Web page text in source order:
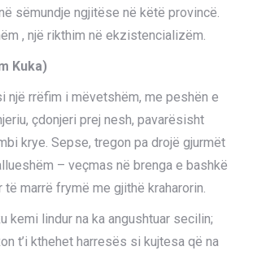
sëmundje ngjitëse në këtë provincë.
, një rikthim në ekzistencializëm.
Kuka)
një rrëfim i mëvetshëm, me peshën e
çdonjeri prej nesh, pavarësisht
krye. Sepse, tregon pa drojë gjurmët
– veçmas në brenga e bashkë
marrë frymë me gjithë kraharorin.
kemi lindur na ka angushtuar secilin;
t’i kthehet harresës si kujtesa që na